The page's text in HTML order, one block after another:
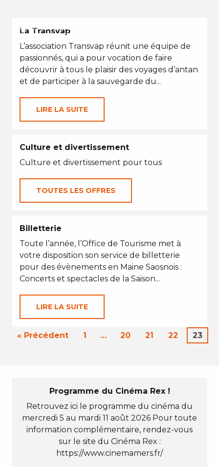
VACANCES D'ÉTÉ
La Transvap
L’association Transvap réunit une équipe de
passionnés, qui a pour vocation de faire
découvrir à tous le plaisir des voyages d’antan
et de participer à la sauvegarde du...
LIRE LA SUITE
Culture et divertissement
Culture et divertissement pour tous
TOUTES LES OFFRES
Billetterie
Toute l’année, l’Office de Tourisme met à
votre disposition son service de billetterie
pour des évènements en Maine Saosnois :
Concerts et spectacles de la Saison...
LIRE LA SUITE
« Précédent 1 … 20 21 22 23
Programme du Cinéma Rex !
Retrouvez ici le programme du cinéma du
mercredi 5 au mardi 11 août 2026 Pour toute
information complémentaire, rendez-vous
sur le site du Cinéma Rex :
https://www.cinemamers.fr/